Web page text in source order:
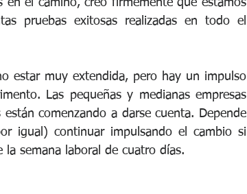
pruebas exitosas realizadas en todo el
estar muy extendida, pero hay un impulso
Las pequeñas y medianas empresas
comenzando a darse cuenta. Depende
igual) continuar impulsando el cambio si
la semana laboral de cuatro días.